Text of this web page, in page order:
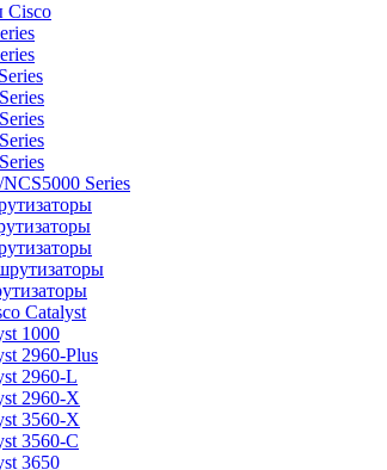
Cisco
Series
Catalyst
1000
2960-Plus
2960-L
2960-X
3560-X
3560-C
3650